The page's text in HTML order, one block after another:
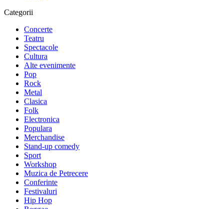
Categorii
Concerte
Teatru
Spectacole
Cultura
Alte evenimente
Pop
Rock
Metal
Clasica
Folk
Electronica
Populara
Merchandise
Stand-up comedy
Sport
Workshop
Muzica de Petrecere
Conferinte
Festivaluri
Hip Hop